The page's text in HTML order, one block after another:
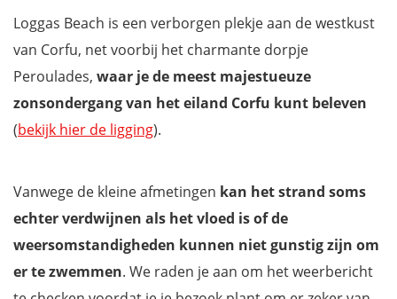
Loggas Beach is een verborgen plekje aan de westkust
van Corfu, net voorbij het charmante dorpje
Peroulades, waar je de meest majestueuze
zonsondergang van het eiland Corfu kunt beleven
(bekijk hier de ligging).
Vanwege de kleine afmetingen kan het strand soms
echter verdwijnen als het vloed is of de
weersomstandigheden kunnen niet gunstig zijn om
er te zwemmen. We raden je aan om het weerbericht